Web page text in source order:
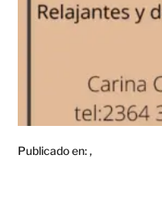
Publicado en:,